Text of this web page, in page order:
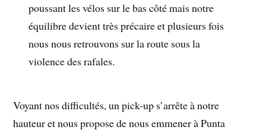
poussant les vélos sur le bas côté mais notre
équilibre devient très précaire et plusieurs fois
nous nous retrouvons sur la route sous la
violence des rafales.
Voyant nos difficultés, un pick-up s’arrête à notre
hauteur et nous propose de nous emmener à Punta